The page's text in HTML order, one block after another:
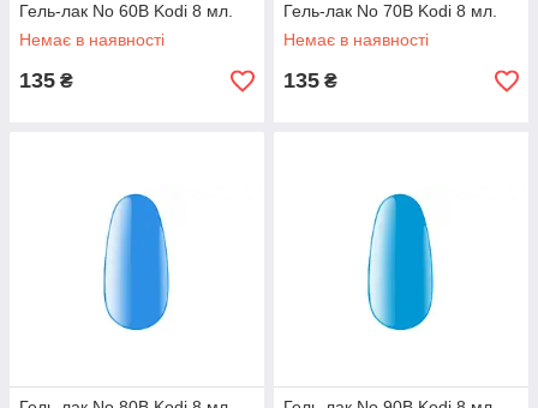
Гель-лак No 60B Kodi 8 мл.
Немає в наявності
135 ₴
Гель-лак No 70B Kodi 8 мл.
Немає в наявності
135 ₴